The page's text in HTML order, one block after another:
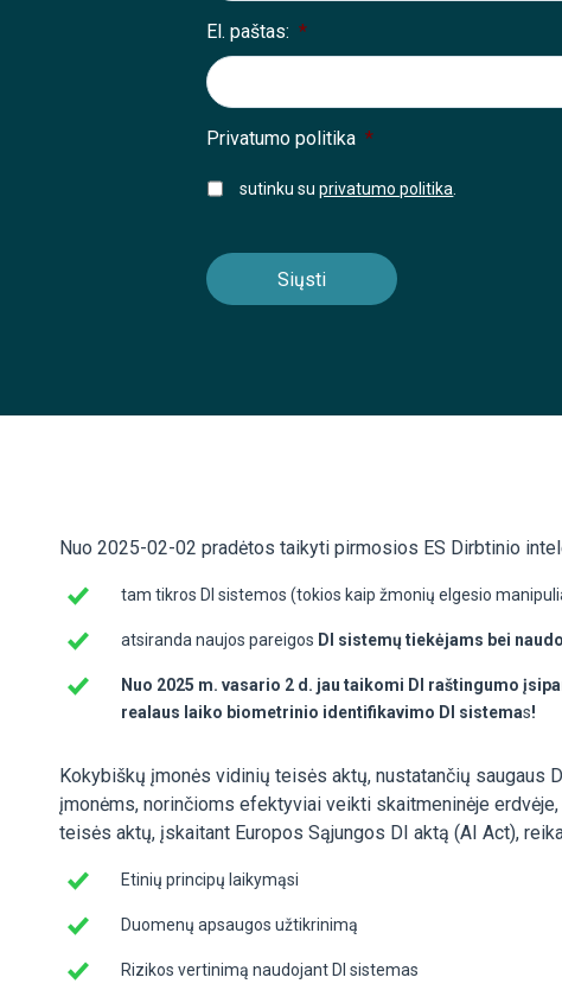
El. paštas: *
Privatumo politika *
sutinku suprivatumo politika
Nuo 2025-02-02 pradėtos taikyti pirmosios ES Dirbtinio
tam tikros DI sistemos (tokios kaip žmonių elgesio
atsiranda naujos pareigos DI sistemų tiekėjams bei
Nuo 2025 m. vasario 2 d. jau taikomi DI raštingumo
realaus laiko biometrinio identifikavimo DI sistemas!
Kokybiškų įmonės vidinių teisės aktų, nustatančių saugaus
įmonėms, norinčioms efektyviai veikti skaitmeninėje
teisės aktų, įskaitant Europos Sąjungos DI aktą (AI Act),
Etinių principų laikymąsi
Duomenų apsaugos užtikrinimą
Rizikos vertinimą naudojant DI sistemas